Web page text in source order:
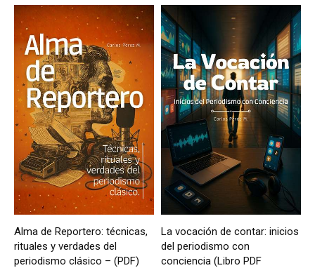
Alma de Reportero: técnicas,
rituales y verdades del
periodismo clásico – (PDF)
La vocación de contar: inicios
del periodismo con
conciencia (Libro PDF